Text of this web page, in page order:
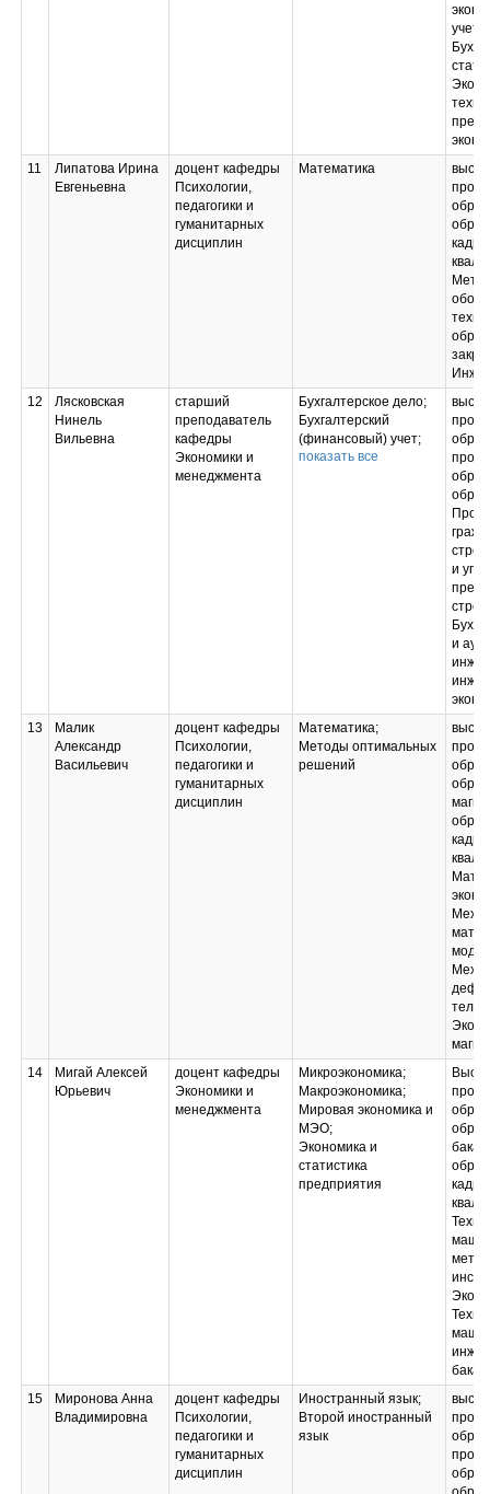
Подготовка к сдаче и
сдача
учет
11
Липатова Ирина
Евгеньевна
доцент кафедры
Психологии,
педагогики и
гуманитарных
дисциплин
Математика
12
Лясковская
Нинель
Вильевна
старший
преподаватель
кафедры
Экономики и
менеджмента
Бухгалтерское дело;
Бухгалтерский
(финансовый) учет;
Основы внешнего и
показать все
и
и
13
Малик
Александр
Васильевич
доцент кафедры
Психологии,
педагогики и
гуманитарных
дисциплин
Математика;
Методы оптимальных
решений
тела
14
Мигай Алексей
Юрьевич
доцент кафедры
Экономики и
менеджмента
Микроэкономика;
Макроэкономика;
Мировая экономика и
МЭО;
Экономика и
статистика
предприятия
15
Миронова Анна
Владимировна
доцент кафедры
Психологии,
педагогики и
гуманитарных
дисциплин
Иностранный язык;
Второй иностранный
язык